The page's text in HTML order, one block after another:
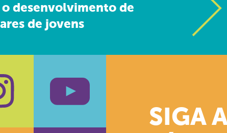
desenvolvimento de
de jovens
SIGA